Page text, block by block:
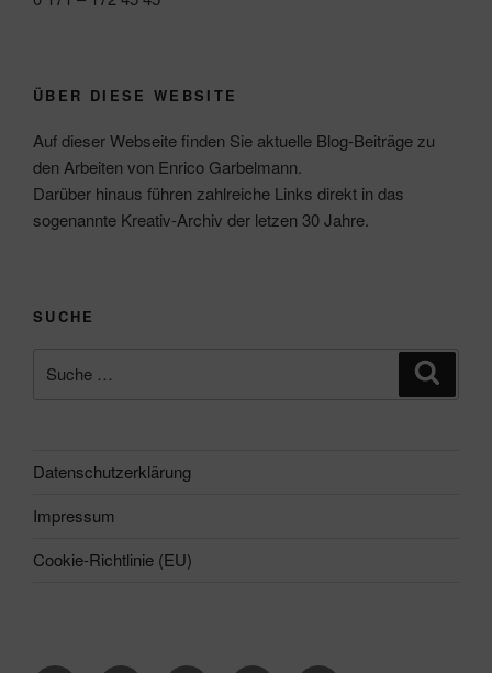
ÜBER DIESE WEBSITE
Auf dieser Webseite finden Sie aktuelle Blog-Beiträge zu
den Arbeiten von Enrico Garbelmann.
Darüber hinaus führen zahlreiche Links direkt in das
sogenannte Kreativ-Archiv der letzen 30 Jahre.
SUCHE
nach:
Datenschutzerklärung
Impressum
Cookie-Richtlinie (EU)